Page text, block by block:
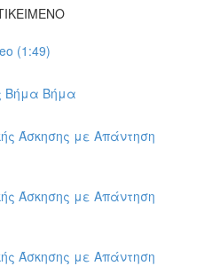
(1:49)
Βήμα Βήμα
Άσκησης με Απάντηση
Άσκησης με Απάντηση
Άσκησης με Απάντηση